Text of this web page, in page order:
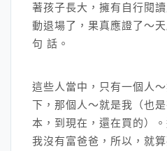
著孩子長大，擁有自行閱
動退場了，果真應證了～
句 話。
這些人當中，只有一個人
下，那個人～就是我（也
本，到現在，還在買的）
我沒有富爸爸，所以，就